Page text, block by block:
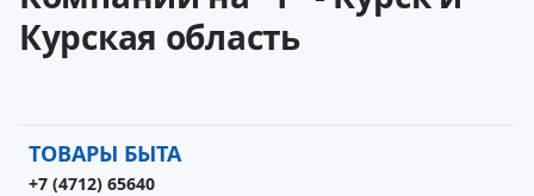
Курская область
ТОВАРЫ БЫТА
+7 (4712) 65640